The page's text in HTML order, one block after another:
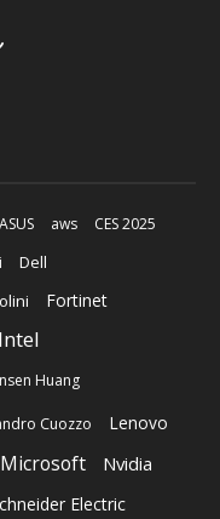
ASUS aws
CES 2025
Dell
Fortinet
Intel
Huang
Cuozzo Lenovo
Microsoft Nvidia
Electric